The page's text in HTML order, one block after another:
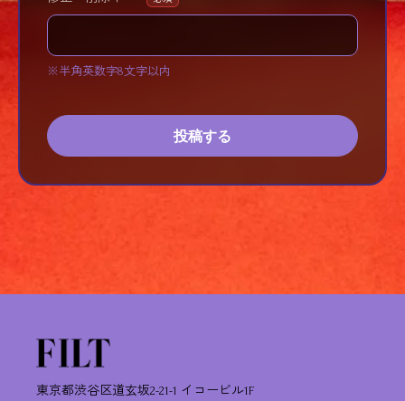
※半角英数字8文字以内
投稿する
東京都渋谷区道玄坂2-21-1 イコービル1F